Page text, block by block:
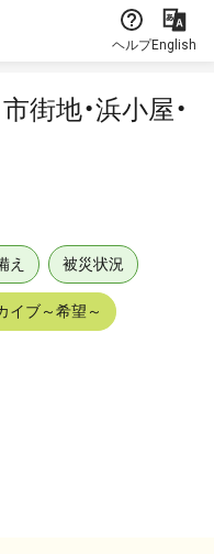
ヘルプEnglish
街地・浜小屋・
え 被災状況
イブ～希望～